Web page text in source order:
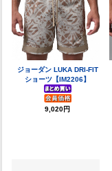
ジョーダン LUKA DRI-FIT
ショーツ【IM2206】
9,020円